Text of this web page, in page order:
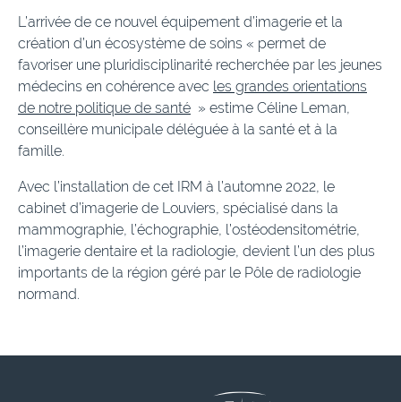
L’arrivée de ce nouvel équipement d’imagerie et la
création d’un écosystème de soins « permet de
favoriser une pluridisciplinarité recherchée par les jeunes
médecins en cohérence avec les grandes orientations
de notre politique de santé » estime Céline Leman,
conseillère municipale déléguée à la santé et à la
famille.
Avec l’installation de cet IRM à l’automne 2022, le
cabinet d’imagerie de Louviers, spécialisé dans la
mammographie, l’échographie, l’ostéodensitométrie,
l’imagerie dentaire et la radiologie, devient l’un des plus
importants de la région géré par le Pôle de radiologie
normand.